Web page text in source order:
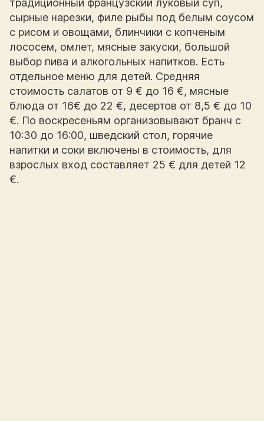
традиционный французский луковый суп,
сырные нарезки, филе рыбы под белым соусом
с рисом и овощами, блинчики с копченым
лососем, омлет, мясные закуски, большой
выбор пива и алкогольных напитков. Есть
отдельное меню для детей. Средняя
стоимость салатов от 9 € до 16 €, мясные
блюда от 16€ до 22 €, десертов от 8,5 € до 10
€. По воскресеньям организовывают бранч с
10:30 до 16:00, шведский стол, горячие
напитки и соки включены в стоимость, для
взрослых вход составляет 25 € для детей 12
€.